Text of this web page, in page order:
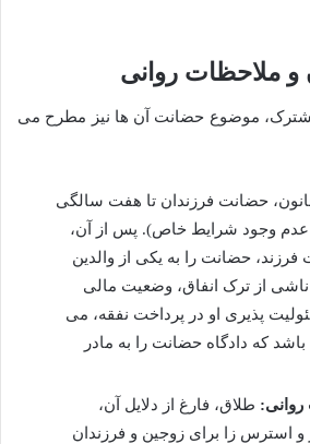
ملاحظات روانی
موضوع حضانت آن ها نیز مطرح می
حضانت فرزندان تا هفت سالگی
وجود شرایط خاص). پس از آن،
فرزند، حضانت را به یکی از والدین
از ترک انفاق، وضعیت مالی
پذیری او در پرداخت نفقه، می
که دادگاه حضانت را به مادر
طلاق، فارغ از دلایل آن،
استرس زا برای زوجین و فرزندان